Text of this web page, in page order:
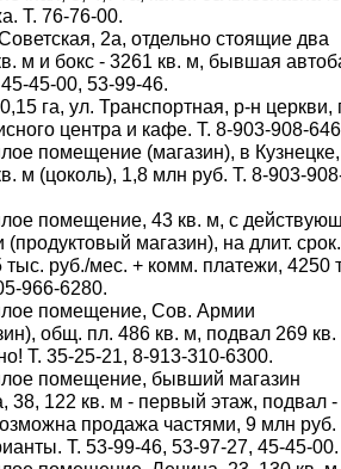
Т. 76-76-00.
2а, отдельно стоящие два
м и бокс - 3261 кв. м, бывшая
45-00, 53-99-46.
га, ул. Транспортная, р-н церкви,
центра и кафе. Т. 8-903-908-
помещение (магазин), в Кузнецке,
м (цоколь), 1,8 млн руб. Т. 8-903-
помещение, 43 кв. м, с
магазин), на длит. срок.
тыс. руб./мес. + комм. платежи, 4250
966-6280.
помещение, Сов. Армии
общ. пл. 486 кв. м, подвал 269
Т. 35-25-21, 8-913-310-6300.
помещение, бывший магазин
38, 122 кв. м - первый этаж, подвал
продажа частями, 9 млн руб.
Т. 53-99-46, 53-97-27, 45-45-00.